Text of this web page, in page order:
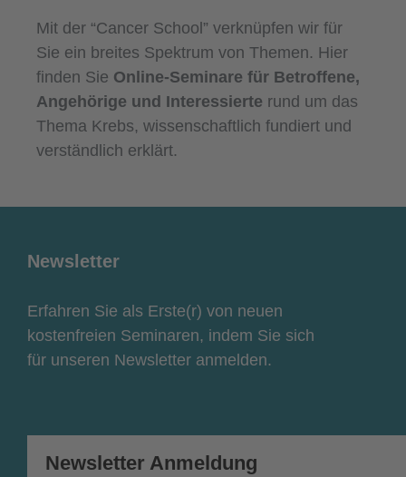
Mit der “Cancer School” verknüpfen wir für
Sie ein breites Spektrum von Themen. Hier
finden Sie Online-Seminare für Betroffene,
Angehörige und Interessierte rund um das
Thema Krebs, wissenschaftlich fundiert und
verständlich erklärt.
Newsletter
Erfahren Sie als Erste(r) von neuen
kostenfreien Seminaren, indem Sie sich
für unseren Newsletter anmelden.
Newsletter Anmeldung